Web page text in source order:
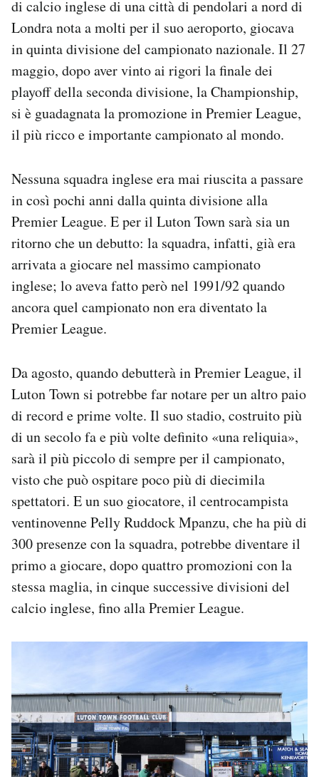
Notifiche mobile
Regala il Post
Hai bisogno di aiuto?
Esci
di calcio inglese di una città di pendolari a nord di
Londra nota a molti per il suo aeroporto, giocava
in quinta divisione del campionato nazionale. Il 27
maggio, dopo aver vinto ai rigori la finale dei
playoff della seconda divisione, la Championship,
si è guadagnata la promozione in Premier League,
il più ricco e importante campionato al mondo.
Nessuna squadra inglese era mai riuscita a passare
in così pochi anni dalla quinta divisione alla
Premier League. E per il Luton Town sarà sia un
ritorno che un debutto: la squadra, infatti, già era
arrivata a giocare nel massimo campionato
inglese; lo aveva fatto però nel 1991/92 quando
ancora quel campionato non era diventato la
Premier League.
Da agosto, quando debutterà in Premier League, il
Luton Town si potrebbe far notare per un altro paio
di record e prime volte. Il suo stadio, costruito più
di un secolo fa e più volte definito «una reliquia»,
sarà il più piccolo di sempre per il campionato,
visto che può ospitare poco più di diecimila
spettatori. E un suo giocatore, il centrocampista
ventinovenne Pelly Ruddock Mpanzu, che ha più di
300 presenze con la squadra, potrebbe diventare il
primo a giocare, dopo quattro promozioni con la
stessa maglia, in cinque successive divisioni del
calcio inglese, fino alla Premier League.